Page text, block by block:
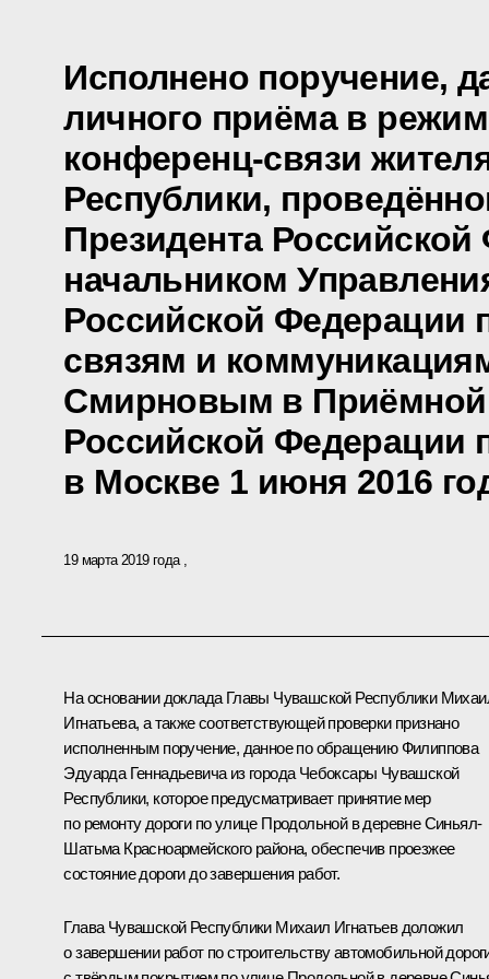
Исполнено поручение,
личного приёма в
конференц-связи
Республики,
Президента
начальником
Российской Федерации
связям и
Смирновым в Приёмной
Российской Федерации
в Москве 1 июня 2016
19 марта 2019 года
На основании доклада Главы Чувашской Республики
Игнатьева, а также соответствующей проверки признано
исполненным поручение, данное по обращению Филиппова
Эдуарда Геннадьевича из города Чебоксары Чувашской
Республики, которое предусматривает принятие мер
по ремонту дороги по улице Продольной в деревне Синьял-
Шатьма Красноармейского района, обеспечив проезжее
состояние дороги до завершения работ.
Глава Чувашской Республики Михаил Игнатьев доложил
о завершении работ по строительству автомобильной